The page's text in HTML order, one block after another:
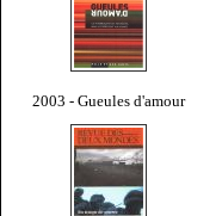
2003 - Gueules d'amour